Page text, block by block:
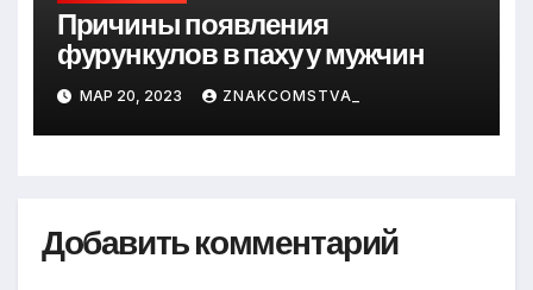
Причины появления
фурункулов в паху у мужчин
МАР 20, 2023 ZNAKCOMSTVA_
Добавить комментарий